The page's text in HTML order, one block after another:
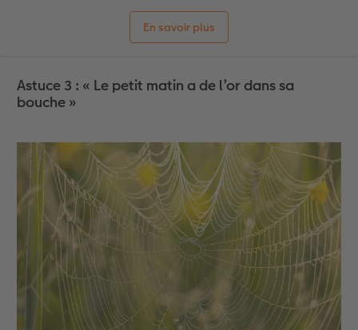
En savoir plus
Astuce 3 : « Le petit matin a de l’or dans sa
bouche »